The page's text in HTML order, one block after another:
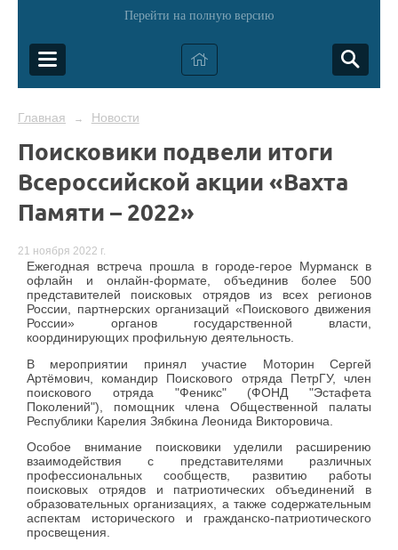
Перейти на полную версию
Главная → Новости
Поисковики подвели итоги
Всероссийской акции «Вахта
Памяти – 2022»
21 ноября 2022 г.
Ежегодная встреча прошла в городе-герое Мурманск в
офлайн и онлайн-формате, объединив более 500
представителей поисковых отрядов из всех регионов
России, партнерских организаций «Поискового движения
России» органов государственной власти,
координирующих профильную деятельность.
В мероприятии принял участие Моторин Сергей
Артёмович, командир Поискового отряда ПетрГУ, член
поискового отряда "Феникс" (ФОНД "Эстафета
Поколений"), помощник члена Общественной палаты
Республики Карелия Зябкина Леонида Викторовича.
Особое внимание поисковики уделили расширению
взаимодействия с представителями различных
профессиональных сообществ, развитию работы
поисковых отрядов и патриотических объединений в
образовательных организациях, а также содержательным
аспектам исторического и гражданско-патриотического
просвещения.